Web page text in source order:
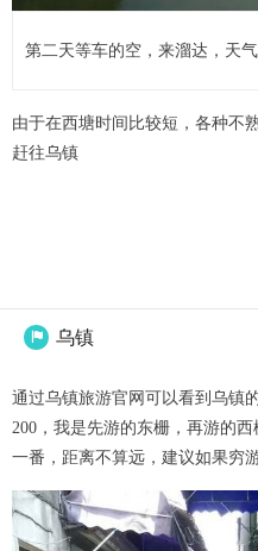
第二天等车的空，来溜达，天
由于在西塘时间比较短，各种不
赶往乌镇
 乌镇
通过乌镇旅游官网可以看到乌镇
200，我是先游的东栅，再游的
一番，距离不算远，建议如果穷